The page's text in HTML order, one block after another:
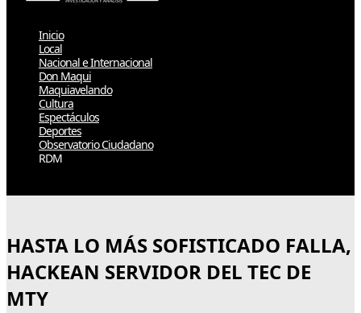
Inicio
Local
Nacional e Internacional
Don Maqui
Maquiavelando
Cultura
Espectáculos
Deportes
Observatorio Ciudadano
RDM
HASTA LO MÁS SOFISTICADO FALLA,
HACKEAN SERVIDOR DEL TEC DE
MTY